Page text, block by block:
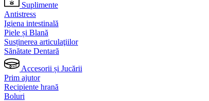
Suplimente
Antistress
Igiena intestinală
Piele și Blană
Susținerea articulaţiilor
Sănătate Dentară
Accesorii și Jucării
Prim ajutor
Recipiente hrană
Boluri